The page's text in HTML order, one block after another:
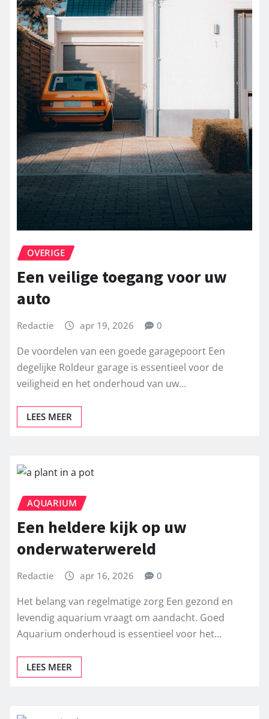
OVERIGE
Een veilige toegang voor uw
auto
Redactie
De voordelen van een goede garagepoort Een
degelijke Roldeur garage is essentieel voor de
veiligheid en het onderhoud van uw…
AQUARIUM
Een heldere kijk op uw
onderwaterwereld
Redactie apr 16, 2026
Het belang van regelmatige zorg Een gezond en
levendig aquarium vraagt om aandacht. Goed
Aquarium onderhoud is essentieel voor het…